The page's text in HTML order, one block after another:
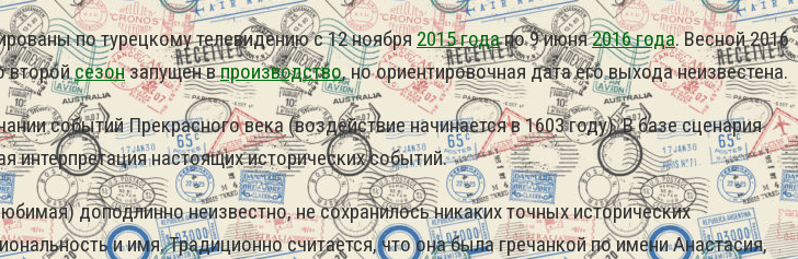
по турецкому телевидению с 12 ноября2015 годапо 9 июня2016 года. Весной 2016
второйсезонзапущен впроизводство, но ориентировочная дата его выхода неизвестена.
событий Прекрасного века (воздействие начинается в 1603 году). В базе сценария
интерпретация настоящих исторических событий.
доподлинно неизвестно, не сохранилось никаких точных исторических
и имя. Традиционно считается, что она была гречанкой по имени Анастасия,